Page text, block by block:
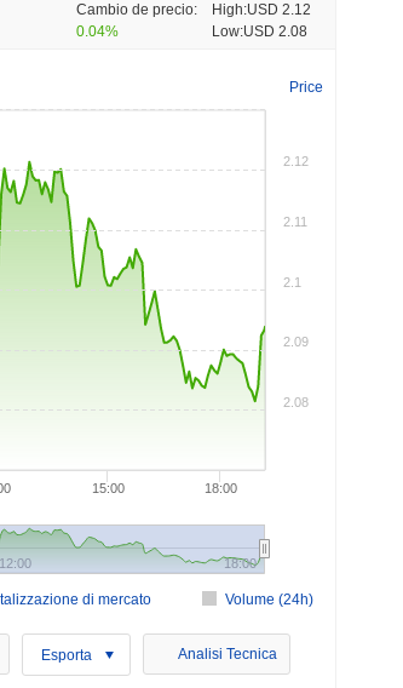
Cambio de precio:
0.04%
High:USD 2.12
Low:USD 2.08
Price
di mercato Volume (24h)
15:00 18:00
12:00 18:00
2.08
2.09
2.1
2.11
2.12
Esporta Analisi Tecnica